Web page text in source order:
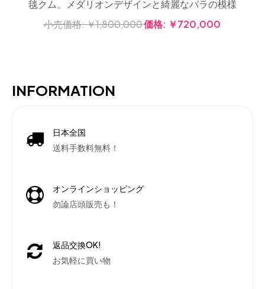
毯クム、メダリオンデザインと綺麗なバラの模様
小売価格:￥1,800,000価格: ￥720,000
INFORMATION
日本全国
送料手数料無料！
オンラインショッピング
勿論店頭販売も！
返品交換OK!
お気軽に買い物